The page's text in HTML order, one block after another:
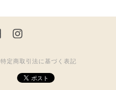
特定商取引法に基づく表記